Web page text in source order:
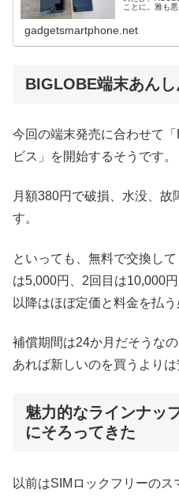
ことに。雅も
gadgetsmartphone.net
BIGLOBE端末あん
今回の端末発売に合わせて
ビス」を開始するそうです。
月額380円で破損、水没、
す。
といっても、無料で交換し
は5,000円、2回目は10,000
以降はほぼ定価と料金を払う
補償期間は24か月だそうな
あれば新しいのを買うよりは
魅力的なラインナッ
にそろってきた
以前はSIMロックフリーの